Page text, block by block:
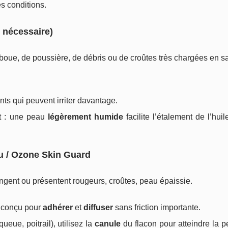
conditions.
de poussière, de débris ou de croûtes très chargées en
qui peuvent irriter davantage.
: une peau
légèrement humidefacilite l’étalement de
/ Ozone Skin Guard
ou présentent rougeurs, croûtes, peau épaissie.
pour adhérer etdiffuser sans friction importante.
poitrail), utilisez lacanule du flacon pour atteindre la